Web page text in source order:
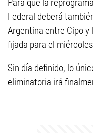
Federal deberá
Argentina entre Cipo y
fijada para el
Sin día definido, lo
eliminatoria irá